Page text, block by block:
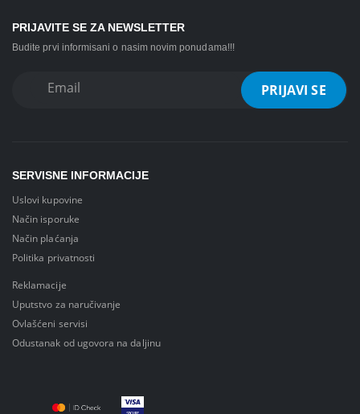
PRIJAVITE SE ZA NEWSLETTER
Budite prvi informisani o nasim novim ponudama!!!
SERVISNE INFORMACIJE
Uslovi kupovine
Način isporuke
Način plaćanja
Politika privatnosti
Reklamacije
Uputstvo za naručivanje
Ovlašćeni servisi
Odustanak od ugovora na daljinu